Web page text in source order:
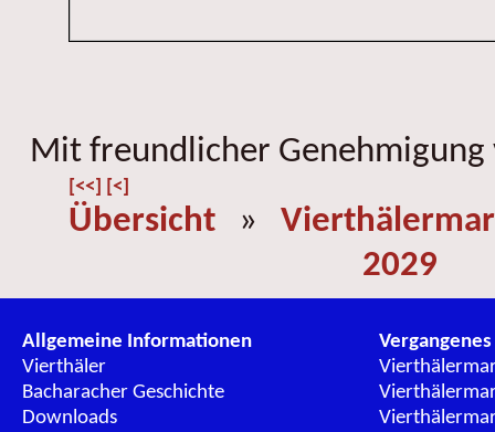
Mit freundlicher
[<<] [<]
Übersicht »
2029
Allgemeine Informationen
Vierthäler
Bacharacher Geschichte
Downloads
Vergangenes